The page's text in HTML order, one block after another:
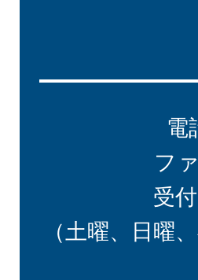
電
フ
受
（土曜、日曜